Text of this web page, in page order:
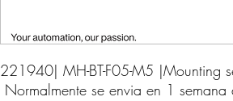
221940| MH-BT-F05-M5 |Mounting
Normalmente se envia en 1